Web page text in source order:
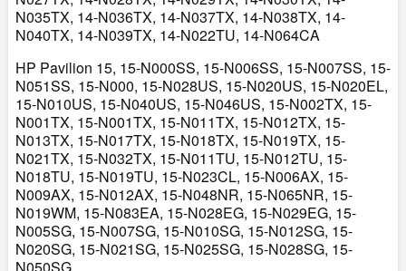
N035TX, 14-N036TX, 14-N037TX, 14-N038TX, 14-
N040TX, 14-N039TX, 14-N022TU, 14-N064CA
HP Pavilion 15, 15-N000SS, 15-N006SS, 15-N007SS, 15-
N051SS, 15-N000, 15-N028US, 15-N020US, 15-N020EL,
15-N010US, 15-N040US, 15-N046US, 15-N002TX, 15-
N001TX, 15-N001TX, 15-N011TX, 15-N012TX, 15-
N013TX, 15-N017TX, 15-N018TX, 15-N019TX, 15-
N021TX, 15-N032TX, 15-N011TU, 15-N012TU, 15-
N018TU, 15-N019TU, 15-N023CL, 15-N006AX, 15-
N009AX, 15-N012AX, 15-N048NR, 15-N065NR, 15-
N019WM, 15-N083EA, 15-N028EG, 15-N029EG, 15-
N005SG, 15-N007SG, 15-N010SG, 15-N012SG, 15-
N020SG, 15-N021SG, 15-N025SG, 15-N028SG, 15-